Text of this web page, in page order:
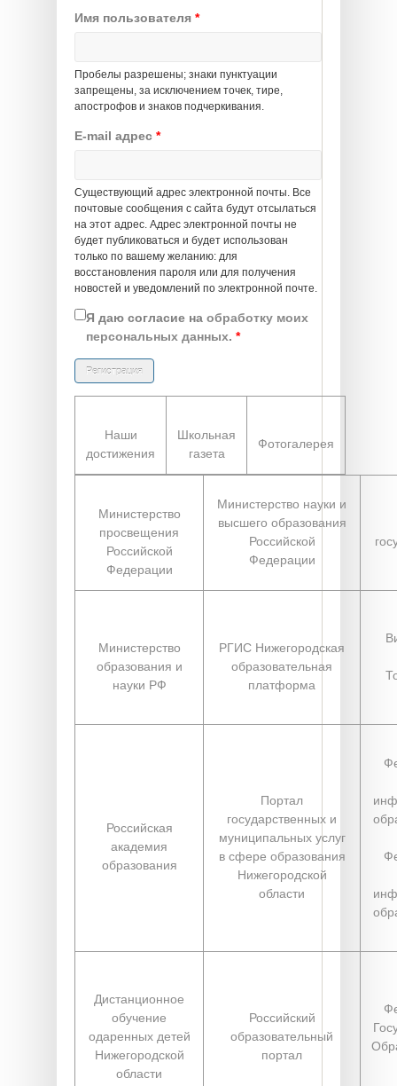
Главные вкладки
Имя пользователя *
Пробелы разрешены; знаки пунктуации
запрещены, за исключением точек, тире,
апострофов и знаков подчеркивания.
E-mail адрес *
Существующий адрес электронной почты. Все
почтовые сообщения с сайта будут отсылаться
на этот адрес. Адрес электронной почты не
будет публиковаться и будет использован
только по вашему желанию: для
восстановления пароля или для получения
новостей и уведомлений по электронной почте.
Я даю согласие на обработку моих
персональных данных. *
Наши
достижения
Школьная
газета
Фотогалерея
Министерство
просвещения
Российской
Федерации
Министерство науки и
высшего образования
Российской
Федерации
Министерство
образования и
науки РФ
РГИС Нижегородская
образовательная
платформа
Российская
академия
образования
Портал
государственных и
муниципальных услуг
в сфере образования
Нижегородской
области
Дистанционное
обучение
одаренных детей
Нижегородской
области
Российский
образовательный
портал